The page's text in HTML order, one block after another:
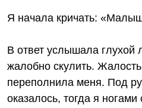
Я начала кричать:
В ответ услышала глухой
жалобно скулить.
переполнила меня. Под
оказалось, тогда я ногами